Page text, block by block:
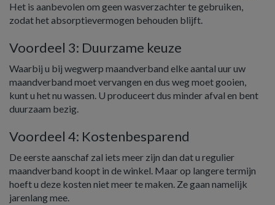
Het is aanbevolen om geen wasverzachter te gebruiken,
zodat het absorptievermogen behouden blijft.
Voordeel 3: Duurzame keuze
Waarbij u bij wegwerp maandverband elke aantal uur uw
maandverband moet vervangen en dus weg moet gooien,
kunt u het nu wassen. U produceert dus minder afval en bent
duurzaam bezig.
Voordeel 4: Kostenbesparend
De eerste aanschaf zal iets meer zijn dan dat u regulier
maandverband koopt in de winkel. Maar op langere termijn
hoeft u deze kosten niet meer te maken. Ze gaan namelijk
jarenlang mee.